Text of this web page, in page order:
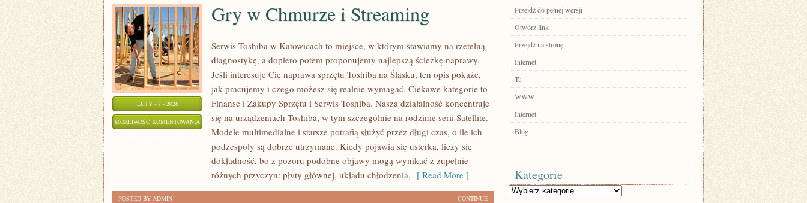
LUTY - 7 - 2026
MOŻLIWOŚĆ KOMENTOWANIA
CHMURZE
STREAMING
Gry w Chmurze i Streaming
Serwis Toshiba w Katowicach to miejsce, w którym stawiamy na rzetelną
diagnostykę, a dopiero potem proponujemy najlepszą ścieżkę naprawy.
Jeśli interesuje Cię naprawa sprzętu Toshiba na Śląsku, ten opis pokaże,
jak pracujemy i czego możesz się realnie wymagać. Ciekawe kategorie to
Finanse i Zakupy Sprzętu i Serwis Toshiba. Nasza działalność koncentruje
się na urządzeniach Toshiba, w tym szczególnie na rodzinie serii Satellite.
Modele multimedialne i starsze potrafią służyć przez długi czas, o ile ich
podzespoły są dobrze utrzymane. Kiedy pojawia się usterka, liczy się
dokładność, bo z pozoru podobne objawy mogą wynikać z zupełnie
różnych przyczyn: płyty głównej, układu chłodzenia, [ Read More ]
CONTINUE
POSTED BY ADMIN
Przejdź do pełnej wersji
Otwórz link
Przejdź na stronę
Internet
Tu
WWW
Internet
Blog
Kategorie
Kategorie